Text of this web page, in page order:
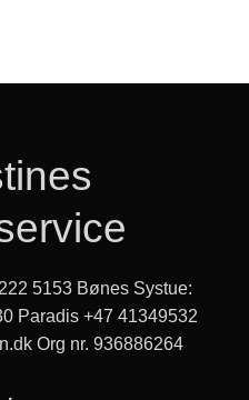
5153 Bønes Systue:
Paradis +47 41349532
Org nr. 936886264